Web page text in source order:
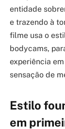
entidade
e trazendo à
filme usa o
bodycams,
experiência
sensação de
Estilo
em